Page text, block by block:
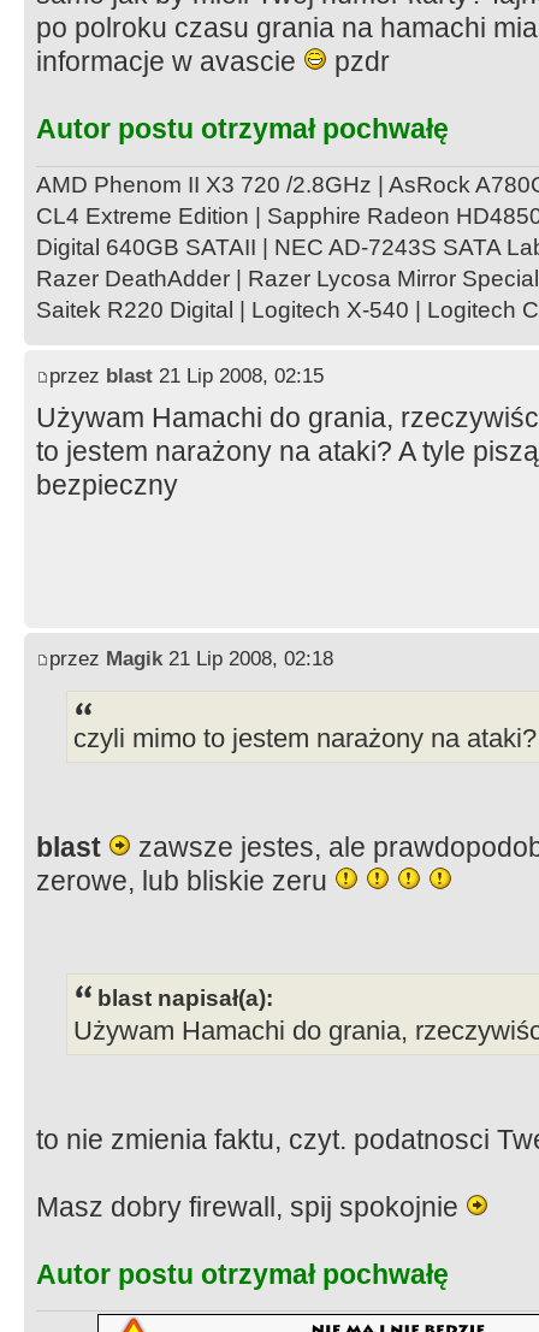
po polroku czasu grania na hamachi
informacje w avascie
pzdr
Autor postu otrzymał pochwałę
AMD Phenom II X3 720 /2.8GHz | AsRock
CL4 Extreme Edition | Sapphire Radeon
Digital 640GB SATAII | NEC AD-7243S SATA
Razer DeathAdder | Razer Lycosa Mirror
Saitek R220 Digital | Logitech X-540 | Logitech
przez blast 21 Lip 2008, 02:15
Używam Hamachi do grania,
to jestem narażony na ataki? A tyle
bezpieczny
przez Magik21 Lip 2008, 02:18
czyli mimo to jestem narażony na ataki?
blast
zawsze jestes, ale
zerowe, lub bliskie zeru
blast napisał(a):
Używam Hamachi do grania,
to nie zmienia faktu, czyt. podatnosci
Masz dobry firewall, spij spokojnie
Autor postu otrzymał pochwałę